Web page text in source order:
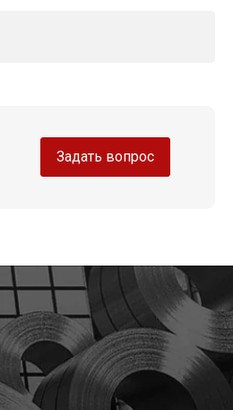
Задать вопрос